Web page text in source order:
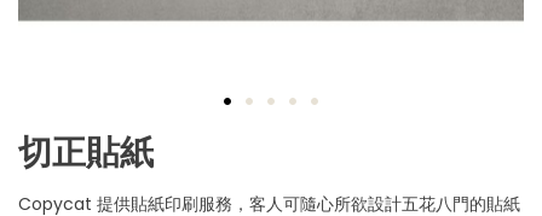
to
the
of
切正貼紙
Copycat 提供貼紙印刷服務，客人可隨心所欲設計五花八門的貼紙